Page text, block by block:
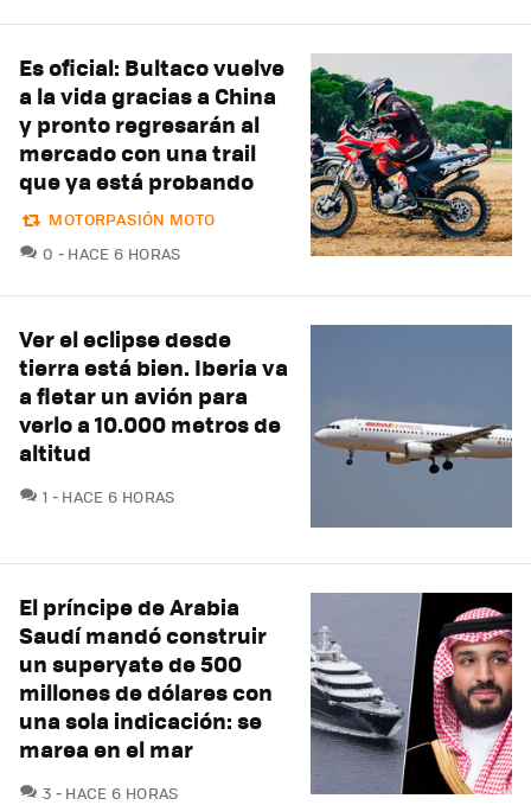
Es oficial: Bultaco vuelve
a la vida gracias a China
y pronto regresarán al
mercado con una trail
que ya está probando
MOTORPASIÓN MOTO
0 COMENTARIOS
HACE 6 HORAS
Ver el eclipse desde
tierra está bien. Iberia va
a fletar un avión para
verlo a 10.000 metros de
altitud
1 COMENTARIOS
HACE 6 HORAS
El príncipe de Arabia
Saudí mandó construir
un superyate de 500
millones de dólares con
una sola indicación: se
marea en el mar
3 COMENTARIOS
HACE 6 HORAS